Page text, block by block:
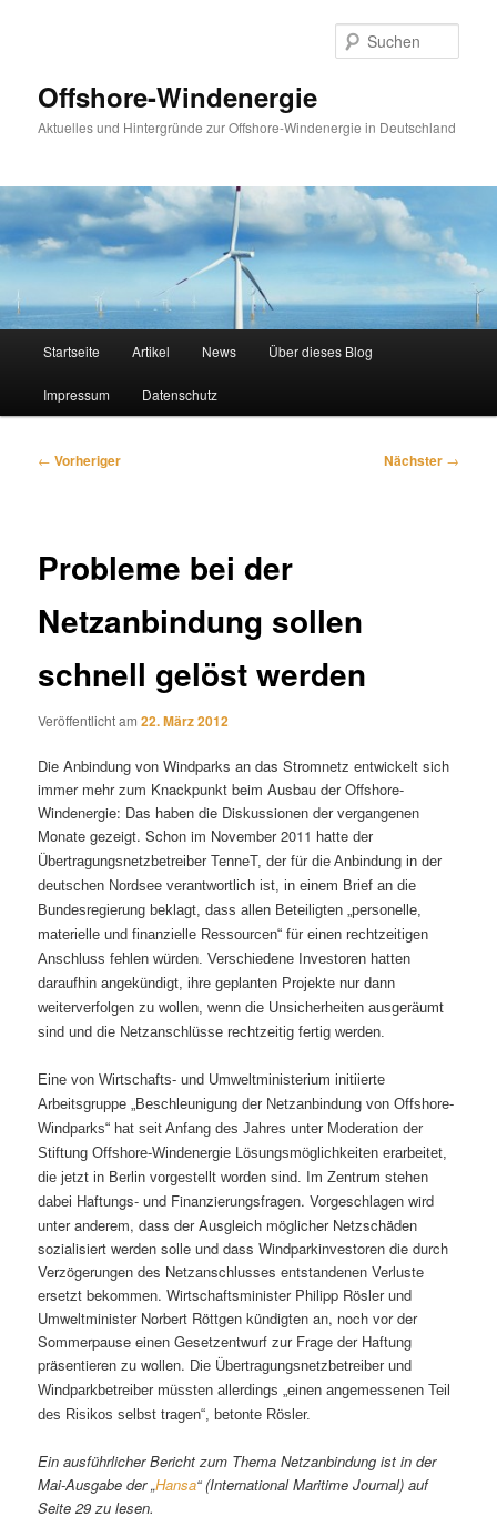
Offshore-Windenergie
Aktuelles und Hintergründe zur Offshore-Windenergie in Deutschland
Startseite Artikel News Über dieses Blog
Impressum Datenschutz
Beitragsnavigation
← Vorheriger Nächster →
Probleme bei der
Netzanbindung sollen
schnell gelöst werden
Veröffentlicht am22. März 2012
Die Anbindung von Windparks an das Stromnetz entwickelt sich
immer mehr zum Knackpunkt beim Ausbau der Offshore-
Windenergie: Das haben die Diskussionen der vergangenen
Monate gezeigt. Schon im November 2011 hatteder
Übertragungsnetzbetreiber TenneT, der für die Anbindung in der
deutschen Nordsee verantwortlich ist, in einem Brief an die
Bundesregierung beklagt, dass allen Beteiligten „personelle,
materielle und finanzielle Ressourcen“ für einen rechtzeitigen
Anschluss fehlen würden. Verschiedene Investoren hatten
daraufhin angekündigt, ihre geplanten Projekte nur dann
weiterverfolgen zu wollen, wenn die Unsicherheiten ausgeräumt
sind und die Netzanschlüsse rechtzeitig fertig werden.
Eine von Wirtschafts- und Umweltministerium initiierte
Arbeitsgruppe „Beschleunigung der Netzanbindung von Offshore-
Windparks“ hat seit Anfang des Jahres unter Moderation der
Stiftung Offshore-Windenergie Lösungsmöglichkeiten erarbeitet,
die jetzt in Berlin vorgestellt worden sind. Im Zentrum stehen
dabei Haftungs- und Finanzierungsfragen. Vorgeschlagen wird
unter anderem, dass der Ausgleich möglicher Netzschäden
sozialisiert werden solle und dass Windparkinvestoren die durch
Verzögerungen des Netzanschlusses entstandenen Verluste
ersetzt bekommen. Wirtschaftsminister Philipp Rösler und
Umweltminister Norbert Röttgen kündigten an, noch vor der
Sommerpause einen Gesetzentwurf zur Frage der Haftung
präsentieren zu wollen. Die Übertragungsnetzbetreiber und
Windparkbetreiber müssten allerdings „einen angemessenen Teil
des Risikos selbst tragen“, betonte Rösler.
Ein ausführlicher Bericht zum Thema Netzanbindung ist in der
Mai-Ausgabe der „Hansa“ (International Maritime Journal) auf
Seite 29 zu lesen.